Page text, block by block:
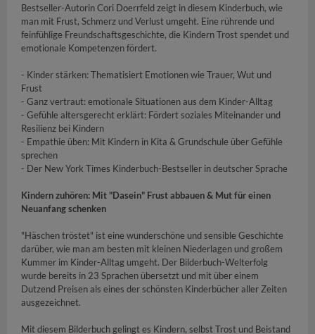
Bestseller-Autorin Cori Doerrfeld zeigt in diesem Kinderbuch, wie
man mit Frust, Schmerz und Verlust umgeht. Eine rührende und
feinfühlige Freundschaftsgeschichte, die Kindern Trost spendet und
emotionale Kompetenzen fördert.
- Kinder stärken: Thematisiert Emotionen wie Trauer, Wut und
Frust
- Ganz vertraut: emotionale Situationen aus dem Kinder-Alltag
- Gefühle altersgerecht erklärt: Fördert soziales Miteinander und
Resilienz bei Kindern
- Empathie üben: Mit Kindern in Kita & Grundschule über Gefühle
sprechen
- Der New York Times Kinderbuch-Bestseller in deutscher Sprache
Kindern zuhören: Mit "Dasein" Frust abbauen & Mut für einen
Neuanfang schenken
"Häschen tröstet" ist eine wunderschöne und sensible Geschichte
darüber, wie man am besten mit kleinen Niederlagen und großem
Kummer im Kinder-Alltag umgeht. Der Bilderbuch-Welterfolg
wurde bereits in 23 Sprachen übersetzt und mit über einem
Dutzend Preisen als eines der schönsten Kinderbücher aller Zeiten
ausgezeichnet.
Mit diesem Bilderbuch gelingt es Kindern, selbst Trost und Beistand